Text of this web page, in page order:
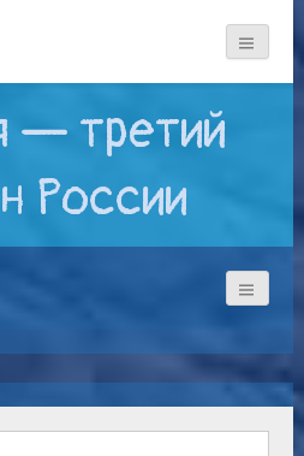
— третий
России